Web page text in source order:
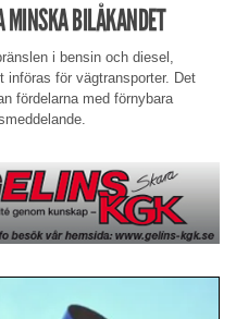
MINSKA BILÅKANDET
i bensin och diesel,
införas för vägtransporter. Det
fördelarna med förnybara